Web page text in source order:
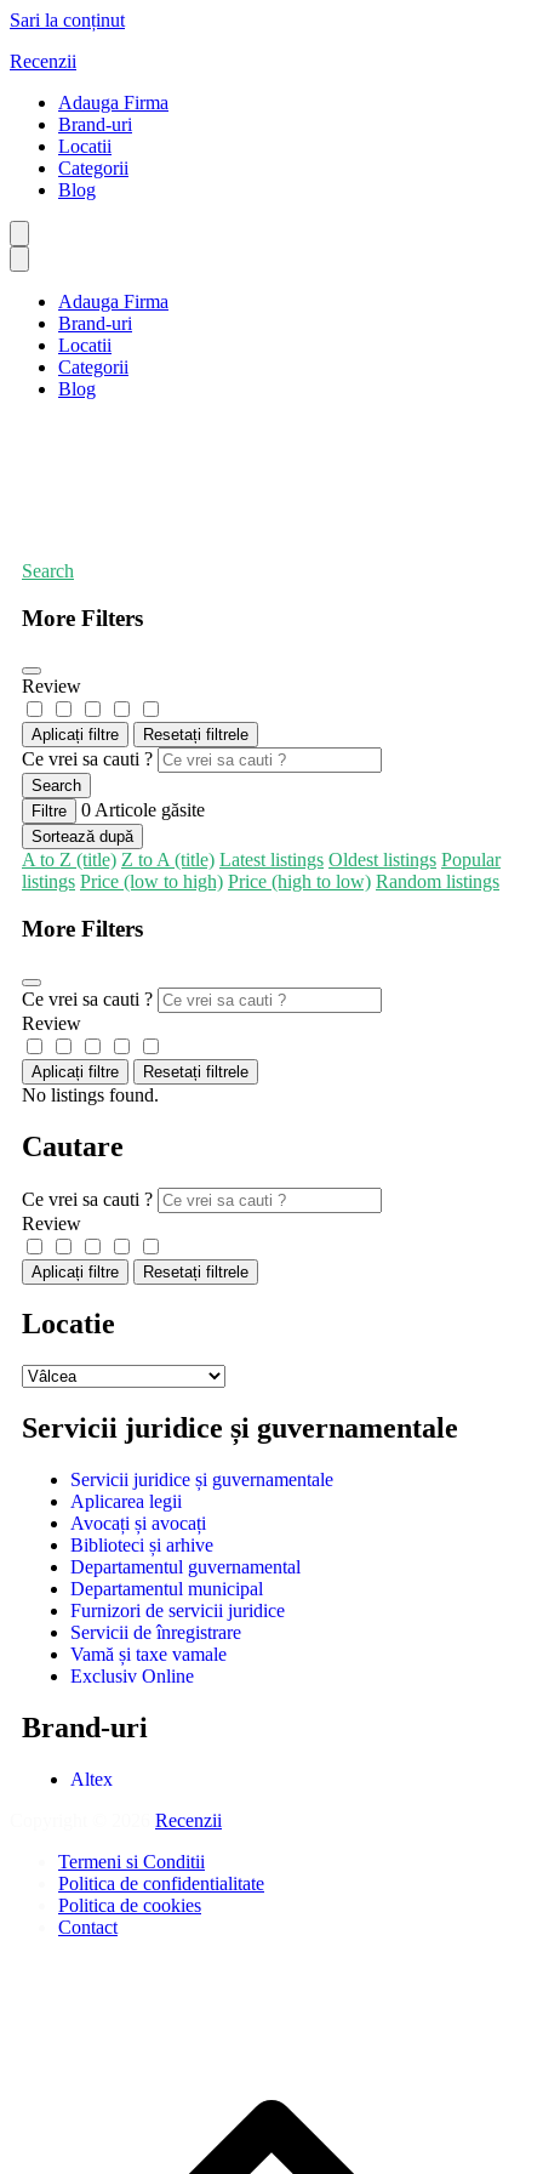
Sari la conținut
Recenzii
Adauga Firma
Brand-uri
Locatii
Categorii
Blog
Adauga Firma
Brand-uri
Locatii
Categorii
Blog
Search
More Filters
Review
Aplicați filtre Resetați filtrele
Ce vrei sa cauti ?
Search
Filtre
0 Articole găsite
Sortează după
A to Z (title) Z to A (title) Latest listings Oldest listings Popular
listings Price (low to high) Price (high to low) Random listings
More Filters
Ce vrei sa cauti ?
Review
Aplicați filtre Resetați filtrele
No listings found.
Cautare
Ce vrei sa cauti ?
Review
Aplicați filtre Resetați filtrele
Locatie
Servicii juridice și guvernamentale
Servicii juridice și guvernamentale
Aplicarea legii
Avocați și avocați
Biblioteci și arhive
Departamentul guvernamental
Departamentul municipal
Furnizori de servicii juridice
Servicii de înregistrare
Vamă și taxe vamale
Exclusiv Online
Brand-uri
Altex
Recenzii
Termeni si Conditii
Politica de confidentialitate
Politica de cookies
Contact